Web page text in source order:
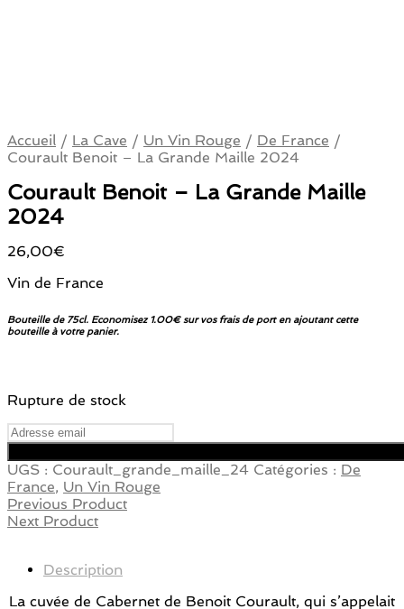
Accueil / La Cave / Un Vin Rouge / De France /
Courault Benoit – La Grande Maille 2024
Courault Benoit – La Grande Maille
2024
26,00€
Vin de France
Bouteille de 75cl. Economisez 1.00€ sur vos frais de port en ajoutant cette
bouteille à votre panier.
Rupture de stock
UGS : Courault_grande_maille_24 Catégories : De
France, Un Vin Rouge
Previous Product
Next Product
Description
La cuvée de Cabernet de Benoit Courault, qui s’appelait